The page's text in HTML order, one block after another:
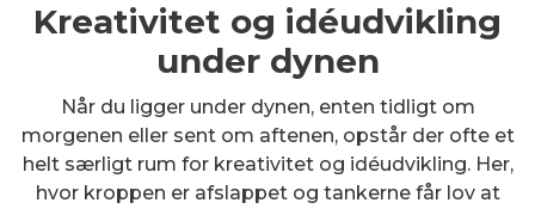
Kreativitet og idéudvikling
under dynen
Når du ligger under dynen, enten tidligt om
morgenen eller sent om aftenen, opstår der ofte et
helt særligt rum for kreativitet og idéudvikling. Her,
hvor kroppen er afslappet og tankerne får lov at